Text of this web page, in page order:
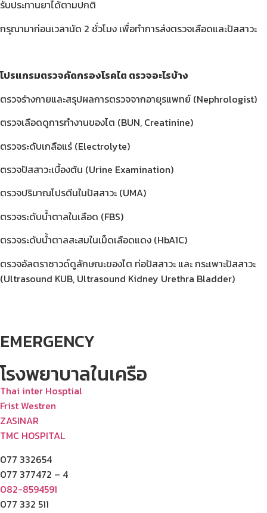
รับประทานยาได้ตามปกติ
กรุณามาก่อนเวลานัด 2 ชั่วโมง เพื่อทำการส่งตรวจเลือดและปัสสาวะ
โปรแกรมตรวจคัดกรองโรคไต ตรวจอะไรบ้าง
ตรวจร่างกายและสรุปผลการตรวจจากอายุรแพทย์ (Nephrologist)
ตรวจเลือดดูการทำงานของไต (BUN, Creatinine)
ตรวจระดับเกลือแร่ (Electrolyte)
ตรวจปัสสาวะเบื้องต้น (Urine Examination)
ตรวจปริมาณโปรตีนในปัสสาวะ (UMA)
ตรวจระดับน้ำตาลในเลือด (FBS)
ตรวจระดับน้ำตาลสะสมในเม็ดเลือดแดง (HbA1C)
ตรวจอัลตราซาวด์ดูลักษณะของไต ท่อปัสสาวะ และ กระเพาะปัสสาวะ
(Ultrasound KUB, Ultrasound Kidney Urethra Bladder)
EMERGENCY
โรงพยาบาลในเครือ
Thai inter Hosptial
Frist Westren
ZASINAR
TMC HOSPITAL
077 332654
077 377472 – 4
082-8594591
077 332 511